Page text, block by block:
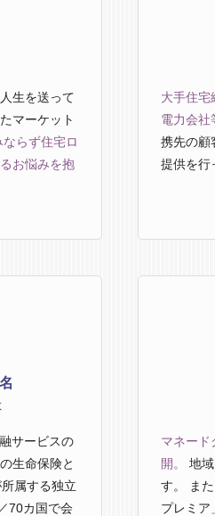
生を送って
マーケット
らず住宅ロ
お悩みを抱
大手住宅
電力会社
携先の顧
提供を行
名
サービスの
生命保険と
属する独立
70カ国で会
マネード
開。地
す。 ま
プレミア